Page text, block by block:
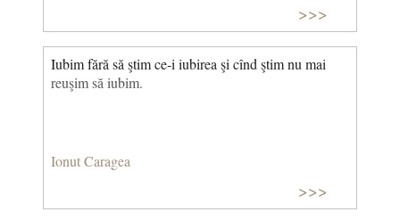
>>>
Iubim fără să ştim ce‑i iubirea şi cînd ştim nu mai
reuşim să iubim.
Ionut Caragea
>>>